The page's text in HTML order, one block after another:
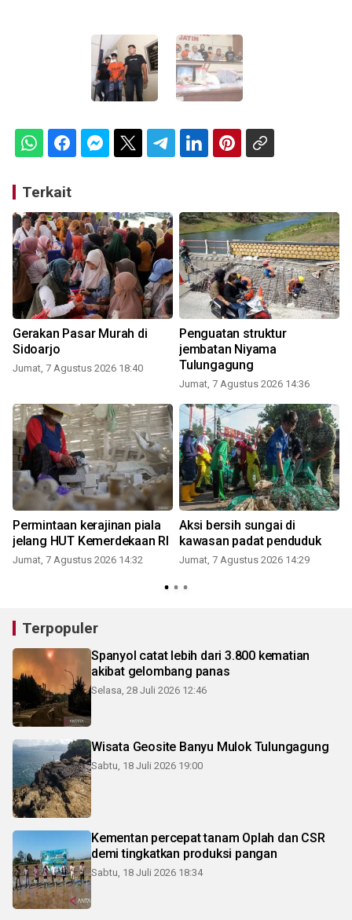
Terkait
Gerakan Pasar Murah di
Sidoarjo
Jumat, 7 Agustus 2026 18:40
Penguatan struktur
jembatan Niyama
Tulungagung
Jumat, 7 Agustus 2026 14:36
Permintaan kerajinan piala
jelang HUT Kemerdekaan RI
Jumat, 7 Agustus 2026 14:32
Aksi bersih sungai di
kawasan padat penduduk
Jumat, 7 Agustus 2026 14:29
Terpopuler
Spanyol catat lebih dari 3.800 kematian
akibat gelombang panas
Selasa, 28 Juli 2026 12:46
Wisata Geosite Banyu Mulok Tulungagung
Sabtu, 18 Juli 2026 19:00
Kementan percepat tanam Oplah dan CSR
demi tingkatkan produksi pangan
Sabtu, 18 Juli 2026 18:34